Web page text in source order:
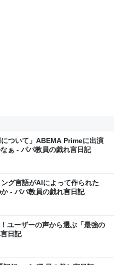
について」ABEMA Primeに出演
ぁ - パパ教員の戯れ言日記
グ言語がAIによって作られた
- パパ教員の戯れ言日記
ユーザーの声から選ぶ「最強の
日記